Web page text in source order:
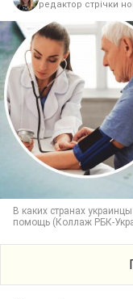
редактор стрічки
В каких странах
помощь (Коллаж РБК-